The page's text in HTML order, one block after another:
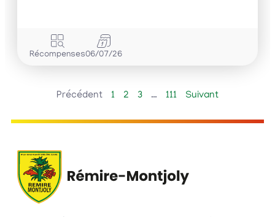
Récompenses06/07/26
Précédent 1 2 3 … 111 Suivant